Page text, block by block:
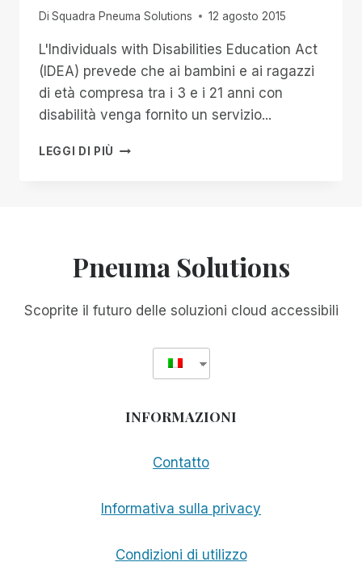
FARE
Di Squadra Pneuma Solutions 12 agosto 2015
L'Individuals with Disabilities Education Act
(IDEA) prevede che ai bambini e ai ragazzi
di età compresa tra i 3 e i 21 anni con
disabilità venga fornito un servizio...
LEGGI DI PIÙ PRENDETE
Pneuma Solutions
Scoprite il futuro delle soluzioni cloud accessibili
INFORMAZIONI
Contatto
Informativa sulla privacy
Condizioni di utilizzo